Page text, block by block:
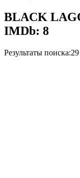
BLACK
IMDb: 8
Результаты поиска: